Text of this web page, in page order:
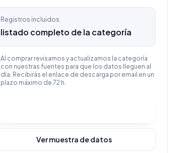
Registros incluidos
listado completo de la categoría
Al comprar revisamos y actualizamos la categoría
con nuestras fuentes para que los datos lleguen al
día. Recibirás el enlace de descarga por email en un
plazo máximo de 72 h.
Ver muestra de datos